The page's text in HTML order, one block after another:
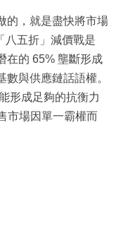
的，就是盡快將市場
八五折」減價戰是
在的 65% 壟斷形成
與供應鏈話語權。
形成足夠的抗衡力
市場因單一霸權而